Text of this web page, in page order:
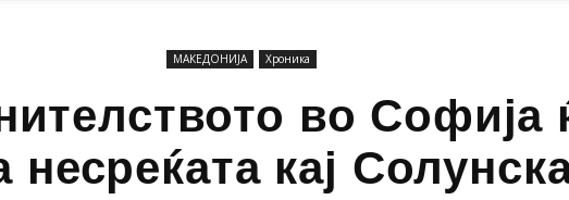
МАКЕДОНИЈА Хроника
во Софија
несреќата кај